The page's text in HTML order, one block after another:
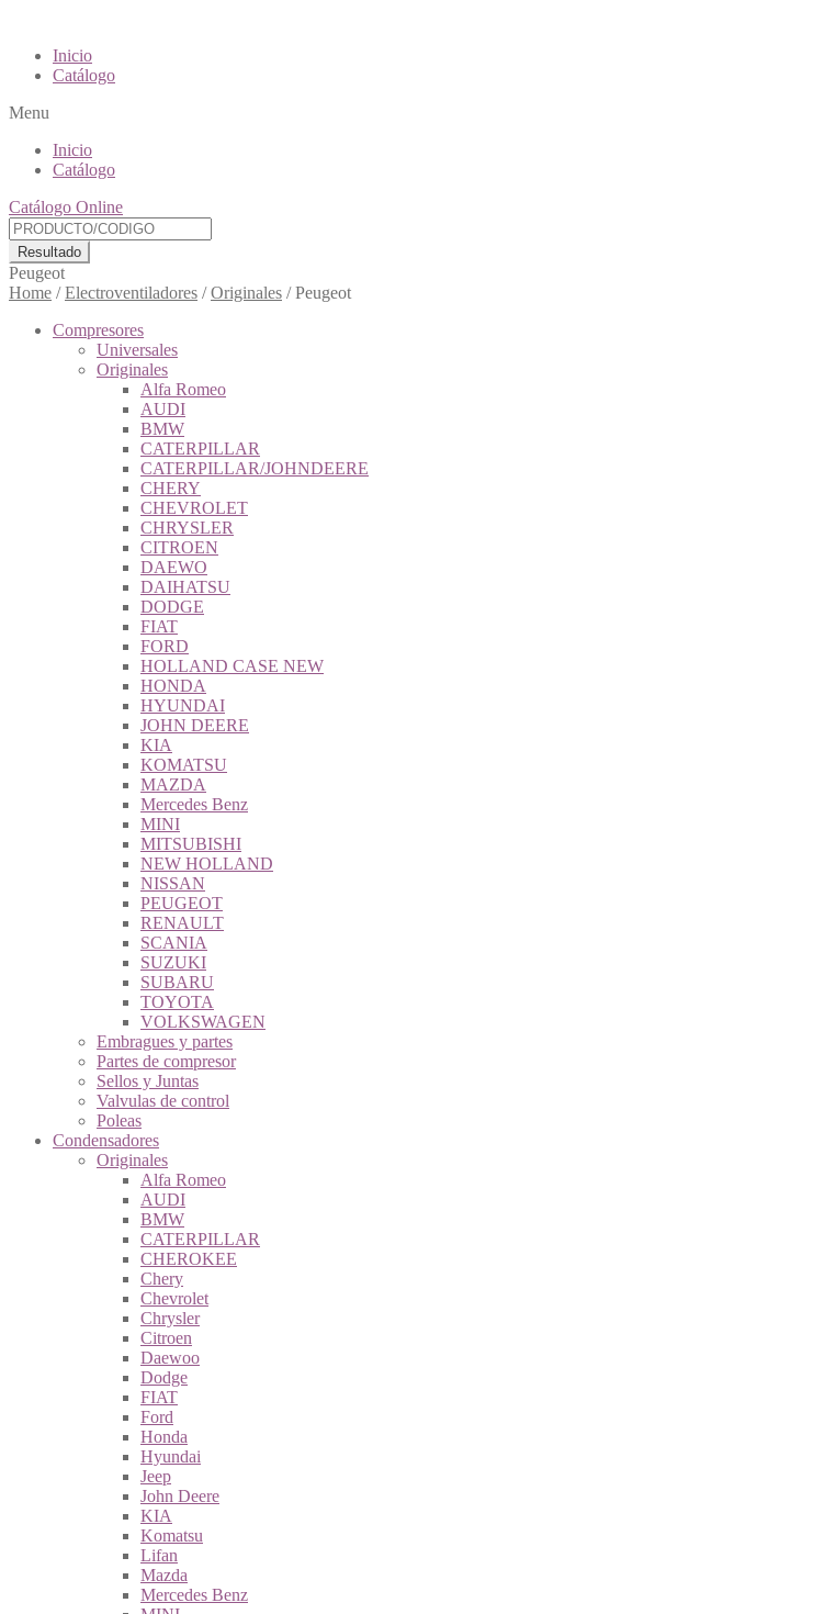
Inicio
Catálogo
Menu
Inicio
Catálogo
Catálogo Online
Resultado
Peugeot
Home /Electroventiladores /Originales /Peugeot
Compresores
Universales
Originales
Alfa Romeo
AUDI
BMW
CATERPILLAR
CATERPILLAR/JOHNDEERE
CHERY
CHEVROLET
CHRYSLER
CITROEN
DAEWO
DAIHATSU
DODGE
FIAT
FORD
HOLLAND CASE NEW
HONDA
HYUNDAI
JOHN DEERE
KIA
KOMATSU
MAZDA
Mercedes Benz
MINI
MITSUBISHI
NEW HOLLAND
NISSAN
PEUGEOT
RENAULT
SCANIA
SUZUKI
SUBARU
TOYOTA
VOLKSWAGEN
Embragues y partes
Partes de compresor
Sellos y Juntas
Valvulas de control
Poleas
Condensadores
Originales
Alfa Romeo
AUDI
BMW
CATERPILLAR
CHEROKEE
Chery
Chevrolet
Chrysler
Citroen
Daewoo
Dodge
FIAT
Ford
Honda
Hyundai
Jeep
John Deere
KIA
Komatsu
Lifan
Mazda
Mercedes Benz